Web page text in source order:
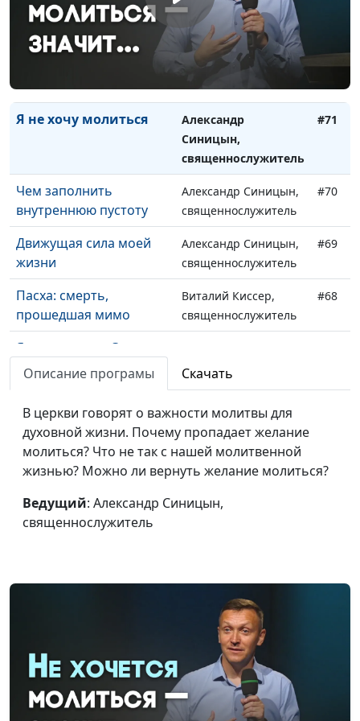
Почему молодые люди
уходят из церкви
Александр Синицын,
священнослужитель
Библию
Александр Синицын,
священнослужитель
#72
Я не хочу молиться
Александр
Синицын,
священнослужитель
#71
Чем заполнить
внутреннюю пустоту
Александр Синицын,
священнослужитель
#70
Движущая сила моей
жизни
Александр Синицын,
священнослужитель
#69
Пасха: смерть,
прошедшая мимо
Виталий Киссер,
священнослужитель
#68
Я сомневаюсь. Это
плохо?
священнослужитель
веры
священнослужитель
Последний кризис:
бодрствуйте и
Дмитрий Булатов,
священнослужитель
Не оставляйте
Виталий Киссер,
священнослужитель
неисправимого
Виталий Киссер,
священнослужитель
Вечеря Господня: что с
Виталий Киссер,
Описание програмы Скачать
В церкви говорят о важности молитвы для
духовной жизни. Почему пропадает желание
молиться? Что не так с нашей молитвенной
жизнью? Можно ли вернуть желание молиться?
Ведущий: Александр Синицын,
священнослужитель